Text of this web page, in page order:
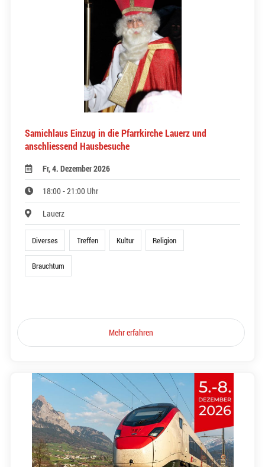
Samichlaus Einzug in die Pfarrkirche Lauerz und
anschliessend Hausbesuche
Fr, 4. Dezember 2026
18:00 - 21:00 Uhr
Lauerz
Diverses Treffen Kultur Religion
Brauchtum
Mehr erfahren